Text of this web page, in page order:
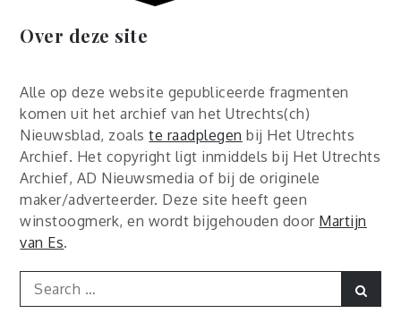
Over deze site
Alle op deze website gepubliceerde fragmenten
komen uit het archief van het Utrechts(ch)
Nieuwsblad, zoalste raadplegen bij Het Utrechts
Archief. Het copyright ligt inmiddels bij Het Utrechts
Archief, AD Nieuwsmedia of bij de originele
maker/adverteerder. Deze site heeft geen
winstoogmerk, en wordt bijgehouden door Martijn
van Es.
Search
for: